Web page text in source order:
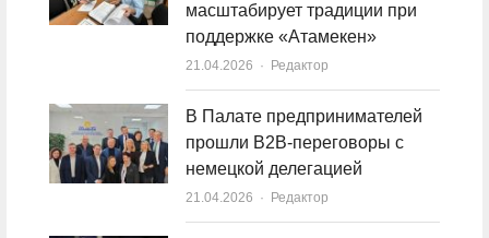
масштабирует традиции при
поддержке «Атамекен»
21.04.2026 Author
Редактор
В Палате предпринимателей
прошли B2B-переговоры с
немецкой делегацией
21.04.2026 Author
Редактор